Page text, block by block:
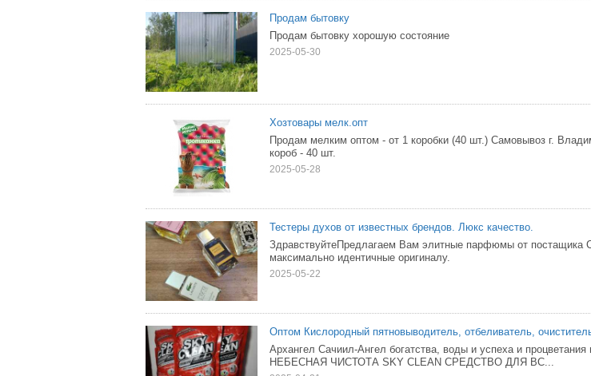
Продам бытовку
Продам бытовку хорошую состояние
2025-05-30
Хозтовары мелк.опт
Продам мелким оптом - от 1 коробки (40 шт.) Самовывоз г.
короб - 40 шт.
2025-05-28
Тестеры духов от известных брендов. Люкс качество.
ЗдравствуйтеПредлагаем Вам элитные парфюмы от постащика
максимально идентичные оригиналу.
2025-05-22
Оптом Кислородный пятновыводитель, отбеливатель,
Архангел Сачиил-Ангел богатства, воды и успеха и
НЕБЕСНАЯ ЧИСТОТА SKY CLEAN СРЕДСТВО ДЛЯ ВС...